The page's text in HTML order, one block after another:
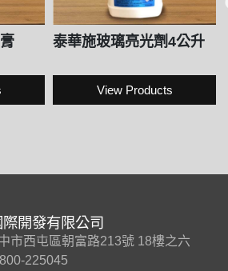
泰華施玻璃亮光劑4公升
View Products
開發有限公司
市西屯區朝富路213號 18樓之六
225045